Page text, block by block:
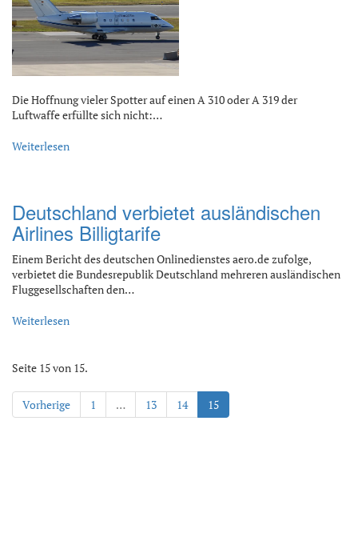
Die Hoffnung vieler Spotter auf einen A 310 oder A 319 der
Luftwaffe erfüllte sich nicht:…
Weiterlesen
Deutschland verbietet ausländischen
Airlines Billigtarife
Einem Bericht des deutschen Onlinedienstes aero.de zufolge,
verbietet die Bundesrepublik Deutschland mehreren ausländischen
Fluggesellschaften den…
Weiterlesen
Seite 15 von 15.
Vorherige 1 … 13 14 15